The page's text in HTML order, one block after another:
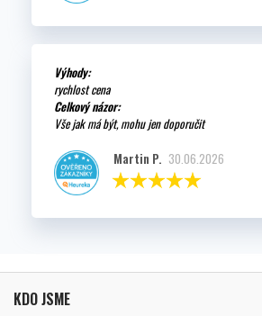
Výhody:
rychlost cena
Celkový názor:
Vše jak má být, mohu jen doporučit
Martin P. 30.06.2026
KDO JSME